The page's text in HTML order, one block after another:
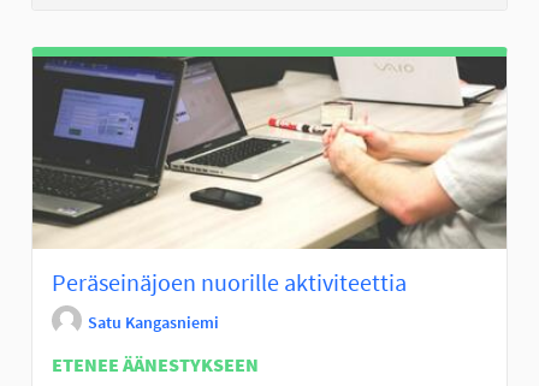
Peräseinäjoen nuorille aktiviteettia
Satu Kangasniemi
ETENEE ÄÄNESTYKSEEN